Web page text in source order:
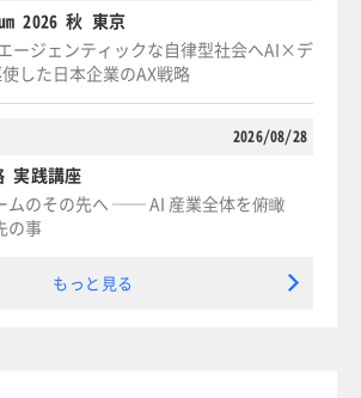
2026 秋 東京
ージェンティックな自律型社会へAI×デ
した日本企業のAX戦略
2026/08/28
実践講座
ムのその先へ ── AI 産業全体を俯瞰
の事
もっと見る